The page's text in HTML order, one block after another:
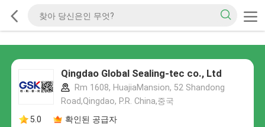
Qingdao Global Sealing-tec co., Ltd
Rm 1608, HuajiaMansion, 52 Shandong
Road,Qingdao, P.R. China,중국
5.0
확인된 공급자